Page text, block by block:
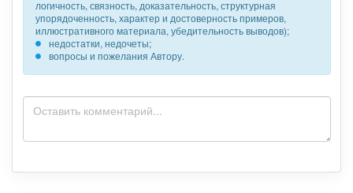
логичность, связность, доказательность, структурная
упорядоченность, характер и достоверность примеров,
иллюстративного материала, убедительность выводов);
недостатки, недочеты;
вопросы и пожелания Автору.